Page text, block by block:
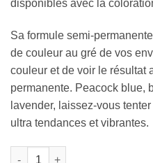
disponibles avec la
Sa formule semi-
de couleur au gré de vos
couleur et de voir le résultat
permanente. Peacock blue,
lavender, laissez-vous
ultra tendances et vibrantes.
quantité de Coloration Semi-